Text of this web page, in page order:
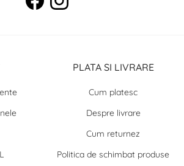
PLATA SI LIVRARE
Cum platesc
Despre livrare
Cum returnez
Politica de schimbat produse